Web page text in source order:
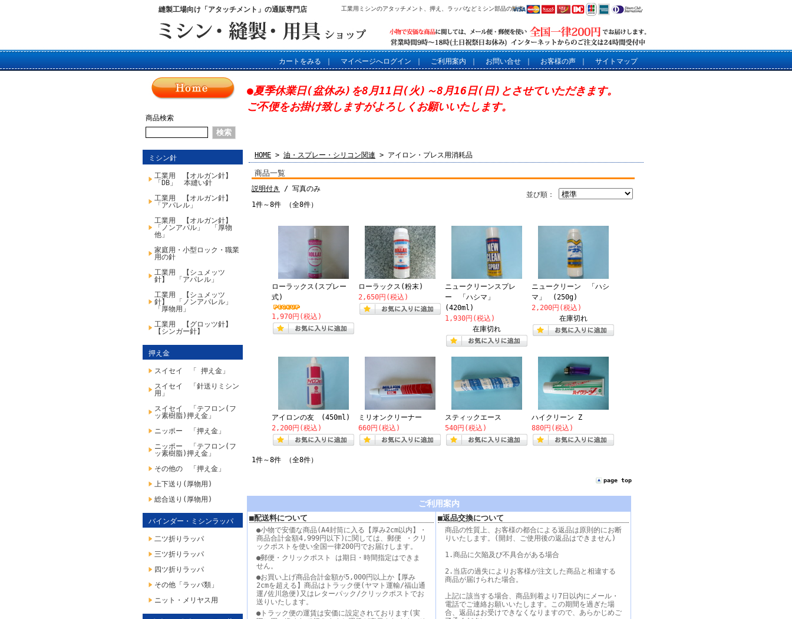
縫製工場向け「アタッチメント」の通販専門店 工業用ミシンのアタッチメント、押え、ラッパなどミシン部品の販売
カートをみる マイページへログイン ご利用案内 お問い合せ お客様の声 サイトマップ
商品検索
ミシン針
工業用 【オルガン針】
「DB」 本縫い針
工業用 【オルガン針】
「アパレル」
工業用 【オルガン針】
「ノンアパル」 「厚物
他」
家庭用・小型ロック・職業
用の針
工業用 【シュメッツ
針】 「アパレル」
工業用 【シュメッツ
針】 「ノンアパレル」
「厚物用」
工業用 【グロッツ針】
【シンガー針】
押え金
スイセイ 「 押え金」
スイセイ 「針送りミシン
用」
スイセイ 「テフロン(フ
ッ素樹脂)押え金」
ニッポー 「押え金」
ニッポー 「テフロン(フ
ッ素樹脂)押え金」
その他の 「押え金」
上下送り(厚物用)
総合送り(厚物用)
バインダー・ミシンラッパ
二ツ折りラッパ
三ツ折りラッパ
四ツ折りラッパ
その他「ラッパ類」
ニット・メリヤス用
●夏季休業日(盆休み)を8月11日(火)～8月16日(日)とさせていただきます。
ご不便をお掛け致しますがよろしくお願いいたします。
HOME > 油・スプレー・シリコン関連 > アイロン・プレス用消耗品
商品一覧
並び順：
説明付き
/ 写真のみ
1件～8件 （全8件）
ローラックス(スプレー
式)
1,970円(税込)
ローラックス(粉末)
2,650円(税込)
ニュークリーンスプレ
ー 「ハシマ」
(420ml)
1,930円(税込)
在庫切れ
ニュークリーン 「ハシ
マ」 (250g)
2,200円(税込)
在庫切れ
アイロンの友 (450ml)
2,200円(税込)
ミリオンクリーナー
660円(税込)
スティックエース
540円(税込)
ハイクリーン Z
880円(税込)
1件～8件 （全8件）
page top
ご利用案内
■配送料について
●小物で安価な商品(A4封筒に入る【厚み2cm以内】・
商品合計金額4,999円以下)に関しては、郵便 ・クリ
ックポストを使い全国一律200円でお届けします。
●郵便・クリックポスト は期日・時間指定はできま
せん。
●お買い上げ商品合計金額が5,000円以上か【厚み
2cmを超える】商品はトラック便(ヤマト運輸/福山通
運/佐川急便)又はレターパック/クリックポストでお
送りいたします。
●トラック便の運賃は安価に設定されております(実
■返品交換について
商品の性質上、お客様の都合による返品は原則的にお断
りいたします。(開封、ご使用後の返品はできません)
1.商品に欠陥及び不具合がある場合
2.当店の過失によりお客様が注文した商品と相違する
商品が届けられた場合。
上記に該当する場合、商品到着より7日以内にメール・
電話でご連絡お願いいたします。この期間を過ぎた場
合、返品はお受けできなくなりますので、あらかじめご